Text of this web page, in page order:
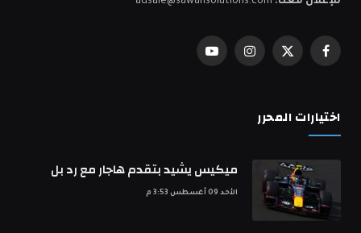
فيسبوكX
الانستغراميوتيوب
اختيارات المحرر
ميكيس يشيد بتقدم هاجار مع رد بل
الأحد 09 أغسطس 3:53 م